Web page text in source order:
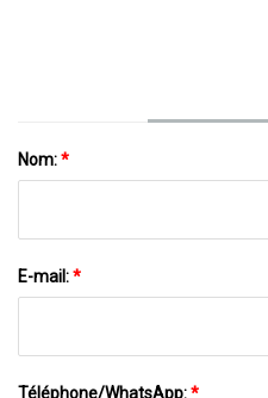
Nom:*
E-mail:*
Téléphone/WhatsApp:*